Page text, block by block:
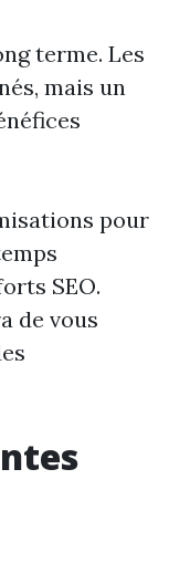
terme. Les
mais un
pour
SEO.
de vous